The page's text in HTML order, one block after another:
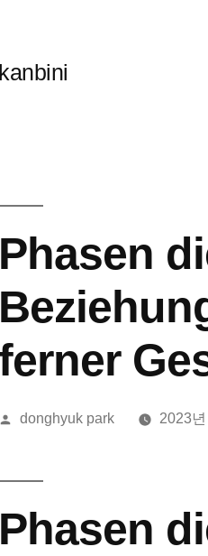
kanbini
Phasen
올
donghyuk park 2023
Phasen